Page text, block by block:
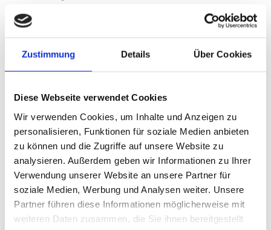
Zustimmung Details Über Cookies
Diese Webseite verwendet Cookies
Wir verwenden Cookies, um Inhalte und Anzeigen zu
personalisieren, Funktionen für soziale Medien anbieten
zu können und die Zugriffe auf unsere Website zu
analysieren. Außerdem geben wir Informationen zu Ihrer
Verwendung unserer Website an unsere Partner für
soziale Medien, Werbung und Analysen weiter. Unsere
Partner führen diese Informationen möglicherweise mit
weiteren Daten zusammen, die Sie ihnen bereitgestellt
E-Mail:
herzchirurgie@klinikum-nuernberg.de
Fax: +49 (0) 911 398-7815
Öffnungszeiten
Do
14.00 - 15.30 Uhr
Adresse
Klinikum Nürnberg, Campus Süd
Breslauer Str. 201
90471 Nürnberg
Haus: HGZ